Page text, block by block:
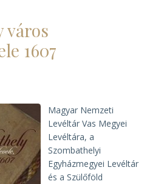
város
1607
Magyar Nemzeti
Levéltár Vas Megyei
Levéltára, a
Szombathelyi
Egyházmegyei Levéltár
és a Szülőföld